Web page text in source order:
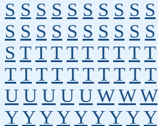
S S S S S S S S S S
S S S S S S S S S S
S T T T T T T T T T
T T T T T T T T T T
U U U U U W W W
Y Y Y Y Y Y Y Y Y